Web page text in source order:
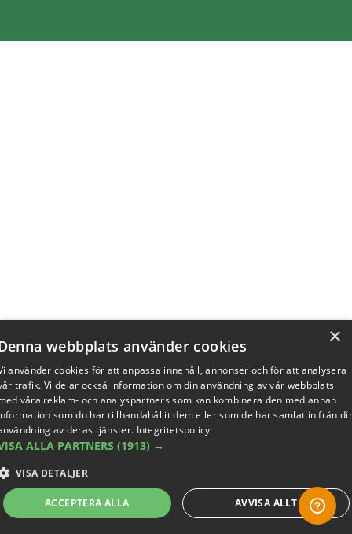
×
webbplats använder cookies
använder cookies för att anpassa innehåll, annonser och för att analysera
trafik. Vi delar också information om din användning av vår webbplats
våra reklam- och analyspartners som kan kombinera den med annan
som du har tillhandahållit dem eller som de har samlat in från
av deras tjänster. Integritetspolicy
ALLA PARTNERS (1913) →
VISA DETALJER
ACCEPTERA ALLA AVVISA ALLT